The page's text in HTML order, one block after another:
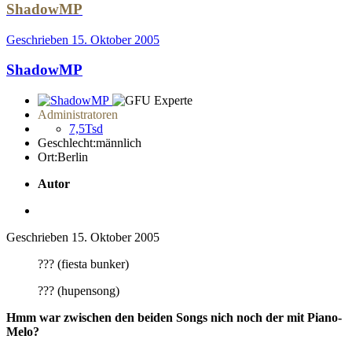
ShadowMP
Geschrieben 15. Oktober 2005
ShadowMP
Administratoren
7,5Tsd
Geschlecht:männlich
Ort:Berlin
Autor
Geschrieben 15. Oktober 2005
??? (fiesta bunker)
??? (hupensong)
Hmm war zwischen den beiden Songs nich noch der mit Piano-
Melo?